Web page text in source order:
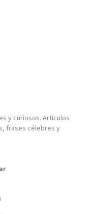
y curiosos. Artículos
frases célebres y